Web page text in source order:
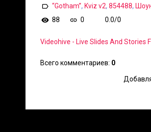
“Gotham”, Kviz v2, 854488,
88
0 0.0/0
Videohive - Live Slides And Stories
Всего комментариев: 0